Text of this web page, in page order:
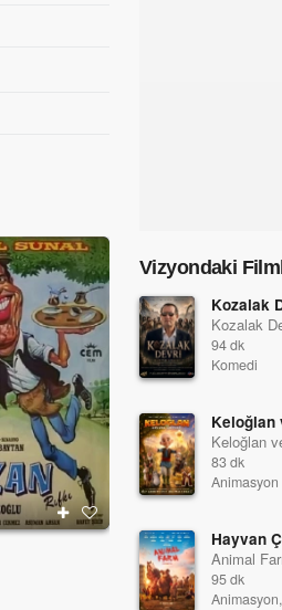
Namus Düşmanı
1986
Vizyondaki
Kozalak
Kozalak
94 dk
Komedi
Keloğlan
Keloğlan
83 dk
Animasyon
Hayvan
Animal
95 dk